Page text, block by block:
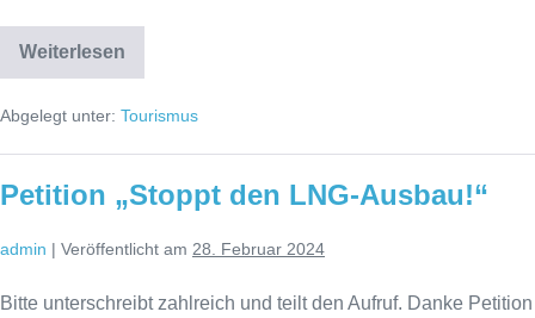
Weiterlesen
Ostsee-
Zeitung
Fake
Abgelegt unter: Tourismus
Petition „Stoppt den LNG-Ausbau!“
admin | Veröffentlicht am 28. Februar 2024
Bitte unterschreibt zahlreich und teilt den Aufruf. Danke Petition